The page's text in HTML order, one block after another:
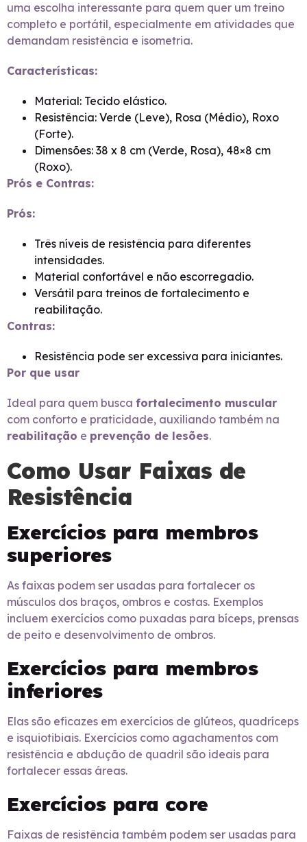
uma escolha interessante para quem quer um treino
completo e portátil, especialmente em atividades que
demandam resistência e isometria.
Características:
Material: Tecido elástico.
Resistência: Verde (Leve), Rosa (Médio), Roxo
(Forte).
Dimensões: 38 x 8 cm (Verde, Rosa), 48×8 cm
(Roxo).
Prós e Contras:
Prós:
Três níveis de resistência para diferentes
intensidades.
Material confortável e não escorregadio.
Versátil para treinos de fortalecimento e
reabilitação.
Contras:
Resistência pode ser excessiva para iniciantes.
Por que usar
Ideal para quem busca fortalecimento muscular
com conforto e praticidade, auxiliando também na
reabilitação e prevenção de lesões.
Como Usar Faixas de
Resistência
Exercícios para membros
superiores
As faixas podem ser usadas para fortalecer os
músculos dos braços, ombros e costas. Exemplos
incluem exercícios como puxadas para bíceps, prensas
de peito e desenvolvimento de ombros.
Exercícios para membros
inferiores
Elas são eficazes em exercícios de glúteos, quadríceps
e isquiotibiais. Exercícios como agachamentos com
resistência e abdução de quadril são ideais para
fortalecer essas áreas.
Exercícios para core
Faixas de resistência também podem ser usadas para